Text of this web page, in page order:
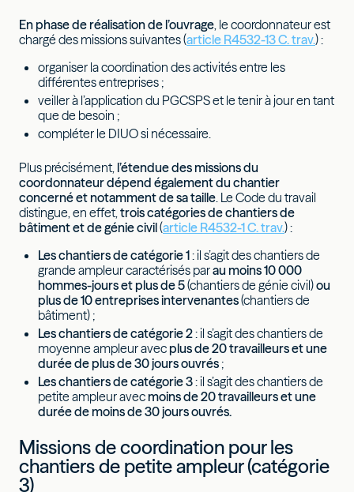
En phase de réalisation de l’ouvrage, le coordonnateur est
chargé des missions suivantes (article R4532-13 C. trav.) :
organiser la coordination des activités entre les
différentes entreprises ;
veiller à l’application du PGCSPS et le tenir à jour en tant
que de besoin ;
compléter le DIUO si nécessaire.
Plus précisément, l’étendue des missions du
coordonnateur dépend également du chantier
concerné et notamment de sa taille. Le Code du travail
distingue, en effet,trois catégories de chantiers de
bâtiment et de génie civil(article R4532-1 C. trav.) :
Les chantiers de catégorie 1: il s’agit des chantiers de
grande ampleur caractérisés parau moins 10 000
hommes-jours et plus de 5(chantiers de génie civil)ou
plus de 10 entreprises intervenantes(chantiers de
bâtiment) ;
Les chantiers de catégorie 2: il s’agit des chantiers de
moyenne ampleur avec plus de 20 travailleurs et une
durée de plus de 30 jours ouvrés ;
Les chantiers de catégorie 3: il s’agit des chantiers de
petite ampleur avec moins de 20 travailleurs et une
durée de moins de 30 jours ouvrés.
Missions de coordination pour les
chantiers de petite ampleur (catégorie
3)